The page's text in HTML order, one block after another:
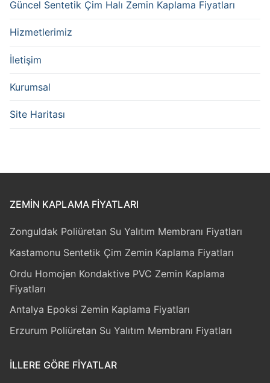
Güncel Sentetik Çim Halı Zemin Kaplama Fiyatları
Hizmetlerimiz
İletişim
Kurumsal
Site Haritası
ZEMIN KAPLAMA FIYATLARI
Zonguldak Poliüretan Su Yalıtım Membranı Fiyatları
Kastamonu Sentetik Çim Zemin Kaplama Fiyatları
Ordu Homojen Kondaktive PVC Zemin Kaplama
Fiyatları
Antalya Epoksi Zemin Kaplama Fiyatları
Erzurum Poliüretan Su Yalıtım Membranı Fiyatları
İLLERE GÖRE FIYATLAR